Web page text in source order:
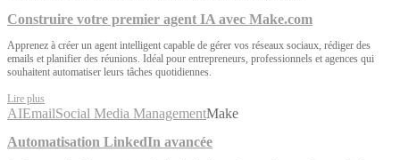
Construire votre premier agent IA avec Make.com
Apprenez à créer un agent intelligent capable de gérer vos réseaux sociaux, rédiger des
emails et planifier des réunions. Idéal pour entrepreneurs, professionnels et agences qui
souhaitent automatiser leurs tâches quotidiennes.
Lire plus
AIEmailSocial Media ManagementMake
Automatisation LinkedIn avancée